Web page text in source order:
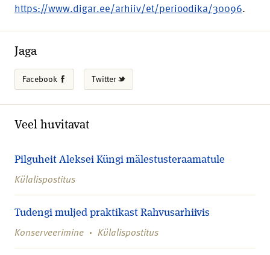
https://www.digar.ee/arhiiv/et/perioodika/30096.
Jaga
Facebook Twitter
Veel huvitavat
Pilguheit Aleksei Küngi mälestusteraamatule
Külalispostitus
Tudengi muljed praktikast Rahvusarhiivis
Konserveerimine Külalispostitus